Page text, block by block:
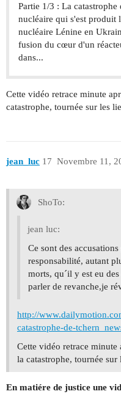
Partie 1/3 : La
nucléaire qui s'est produit
nucléaire Lénine en
fusion du cœur d'un
dans...
Cette vidéo retrace minute
catastrophe, tournée sur les
jean_luc Novembre 11,
17
ShoTo:
jean luc:
Ce sont des
responsabilité, autant
morts, qu´il y est eu
parler de revanche,je
http://
catastrophe-de-
Cette vidéo retrace minute
la catastrophe, tournée sur
En matiére de justice une